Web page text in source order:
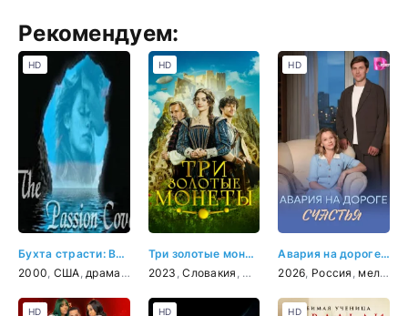
Рекомендуем:
Бухта страсти: Восходящие звезды
2000 США драма , комедия
HD
Три золотые монеты
2023 ,Словакия Чехия ,фэнтези,семейный
HD
Авария на дороге счастья
2026 Россия мелодрама
HD
HD HD HD